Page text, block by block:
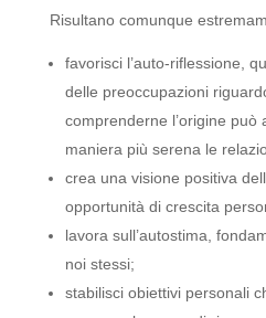
Risultano comunque
favorisci l’auto-riflessione,
delle preoccupazioni
comprenderne l’origine può
maniera più serena le
crea una visione positiva
opportunità di crescita
lavora sull’autostima,
noi stessi;
stabilisci obiettivi personali